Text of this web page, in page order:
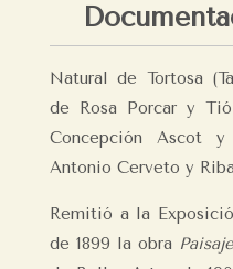
Natural de Tortosa
de Rosa Porcar y
Concepción Ascot y
Antonio Cerveto y
Remitió a la
de 1899 la obra Paisaje